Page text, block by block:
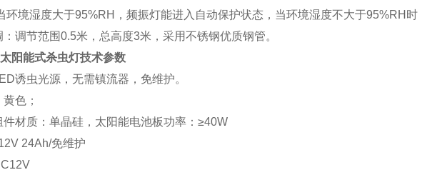
环境湿度大于95%RH，频振灯能进入自动保护状态，当环境湿度不大于95%RH时
调节范围0.5米，总高度3米，采用不锈钢优质钢管。
阳能式杀虫灯技术参数
诱虫光源，无需镇流器，免维护。
色；
材质：单晶硅，太阳能电池板功率：≥40W
24Ah/免维护